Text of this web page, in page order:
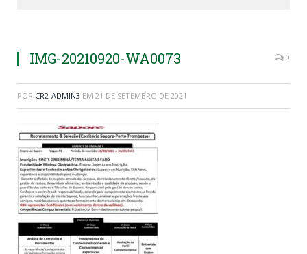
IMG-20210920-WA0073 0
POR CR2-ADMIN3 EM 21 DE SETEMBRO DE 2021